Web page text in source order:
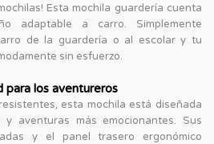
Esta mochila guardería cuenta
adaptable a carro. Simplemente
de la guardería o al escolar y tu
sin esfuerzo.
para los aventureros
esta mochila está diseñada
aventuras más emocionantes. Sus
y el panel trasero ergonómico